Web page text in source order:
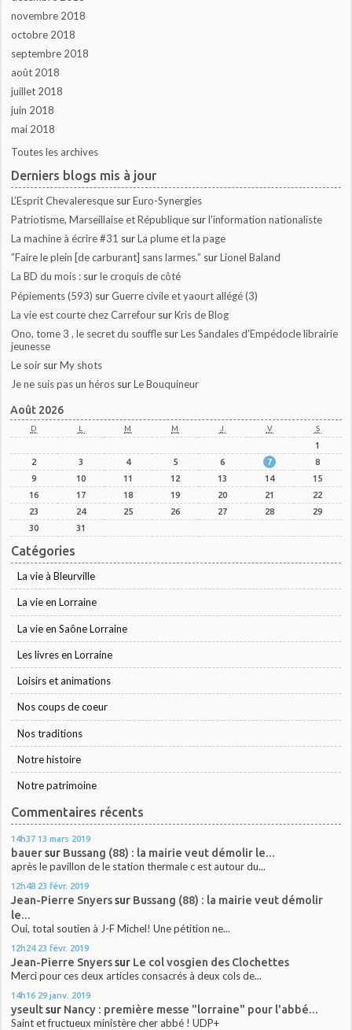
novembre 2018
octobre 2018
septembre 2018
août 2018
juillet 2018
juin 2018
mai 2018
Toutes les archives
Derniers blogs mis à jour
L’Esprit Chevaleresque surEuro-Synergies
Patriotisme, Marseillaise et République surl'information nationaliste
La machine à écrire #31 surLa plume et la page
”Faire le plein [de carburant] sans larmes.” surLionel Baland
La BD du mois : surle croquis de côté
Pépiements (593) surGuerre civile et yaourt allégé (3)
La vie est courte chez Carrefour surKris de Blog
Ono, tome 3 , le secret du souffle surLes Sandales d'Empédocle librairie
jeunesse
Le soir surMy shots
Je ne suis pas un héros surLe Bouquineur
Août 2026
D L M M J V S
1
2
3 4 5 6 7
8
9
10 11 12 13 14
15
16
17 18 19 20 21
22
23
24 25 26 27 28
29
30
31
Catégories
La vie à Bleurville
La vie en Lorraine
La vie en Saône Lorraine
Les livres en Lorraine
Loisirs et animations
Nos coups de coeur
Nos traditions
Notre histoire
Notre patrimoine
Commentaires récents
14h37 13 mars 2019
bauersur Bussang (88) : la mairie veut démolir le...
après le pavillon de le station thermale c est autour du...
12h48 23 févr. 2019
Jean-Pierre Snyerssur Bussang (88) : la mairie veut démolir
le...
Oui, total soutien à J-F Michel! Une pétition ne...
12h24 23 févr. 2019
Jean-Pierre Snyerssur Le col vosgien des Clochettes
Merci pour ces deux articles consacrés à deux cols de...
14h16 29 janv. 2019
yseultsur Nancy : première messe "lorraine" pour l'abbé...
Saint et fructueux ministère cher abbé ! UDP+